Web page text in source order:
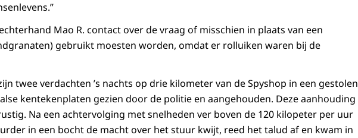
Mao R. contact over de vraag of misschien in plaats van een
gebruikt moesten worden, omdat er rolluiken waren bij de
twee verdachten ’s nachts op drie kilometer van de Spyshop in een gestolen
kentekenplaten gezien door de politie en aangehouden. Deze aanhouding
Na een achtervolging met snelheden ver boven de 120 kilopeter per uur
in een bocht de macht over het stuur kwijt, reed het talud af en kwam in